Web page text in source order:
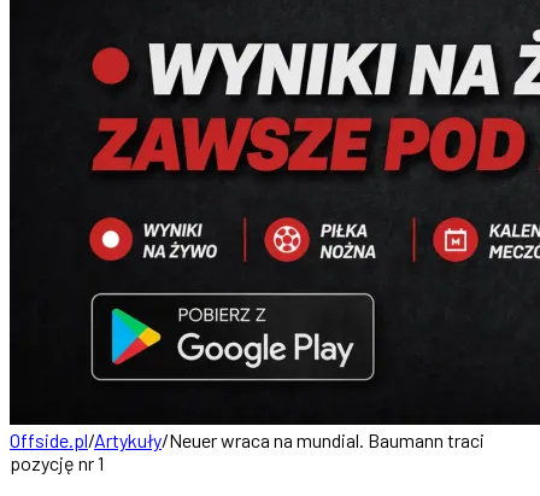
Offside.pl/Artykuły/Neuer wraca na mundial. Baumann traci
pozycję nr 1